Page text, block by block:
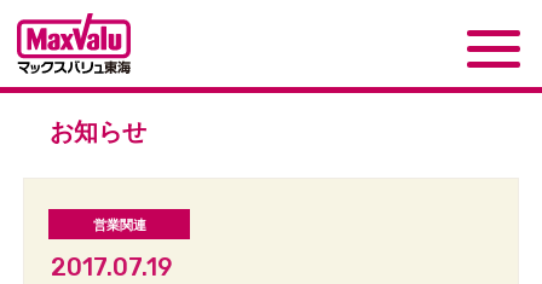
お知らせ
2017.07.19